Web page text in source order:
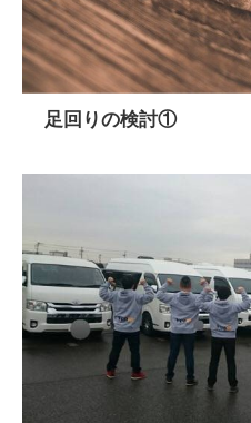
足回りの検討①